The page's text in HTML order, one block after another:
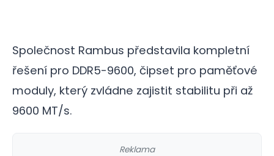
Společnost Rambus představila kompletní
řešení pro DDR5-9600, čipset pro paměťové
moduly, který zvládne zajistit stabilitu při až
9600 MT/s.
Reklama